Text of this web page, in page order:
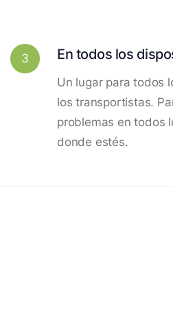
3 En todos los
Un lugar para todos
los transportistas.
problemas en todos
donde estés.